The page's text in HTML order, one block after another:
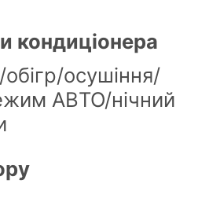
кондиціонера
осушіння/
АВТО/нічний